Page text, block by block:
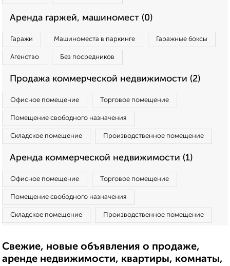
Аренда гаржей, машиномест (0)
Гаражи Машиноместа в паркинге Гаражные боксы
Агенство Без посредников
Продажа коммерческой недвижимости (2)
Офисное помещение Торговое помещение
Помещение свободного назначения
Складское помещение Производственное помещение
Аренда коммерческой недвижимости (1)
Офисное помещение Торговое помещение
Помещение свободного назначения
Складское помещение Производственное помещение
Свежие, новые объявления о продаже,
аренде недвижимости, квартиры, комнаты,